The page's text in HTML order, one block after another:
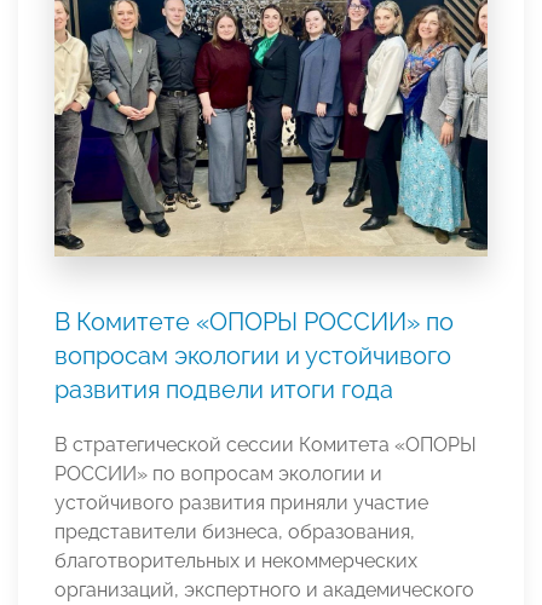
В Комитете «ОПОРЫ РОССИИ» по
вопросам экологии и устойчивого
развития подвели итоги года
В стратегической сессии Комитета «ОПОРЫ
РОССИИ» по вопросам экологии и
устойчивого развития приняли участие
представители бизнеса, образования,
благотворительных и некоммерческих
организаций, экспертного и академического